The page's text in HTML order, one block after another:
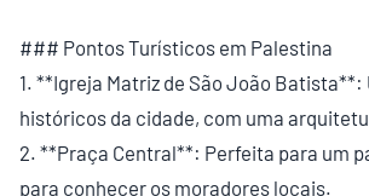
### Pontos Turísticos em Palestina
1. **Igreja Matriz de São João Batista**:
históricos da cidade, com uma
2. **Praça Central**: Perfeita para um
para conhecer os moradores locais.